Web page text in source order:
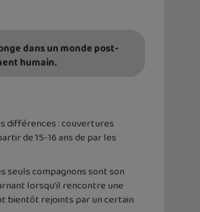
dans un monde post-
humain.
différences : couvertures
de 15-16 ans de par les
seuls compagnons sont son
lorsqu’il rencontre une
bientôt rejoints par un certain